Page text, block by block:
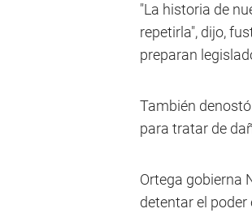
"La historia de
repetirla", dijo,
preparan
También
para tratar de
Ortega gobierna
detentar el